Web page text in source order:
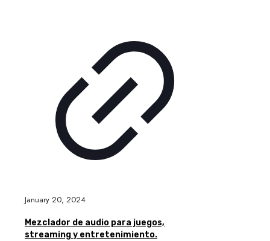
January 20, 2024
Mezclador de audio para juegos,
streaming y entretenimiento.